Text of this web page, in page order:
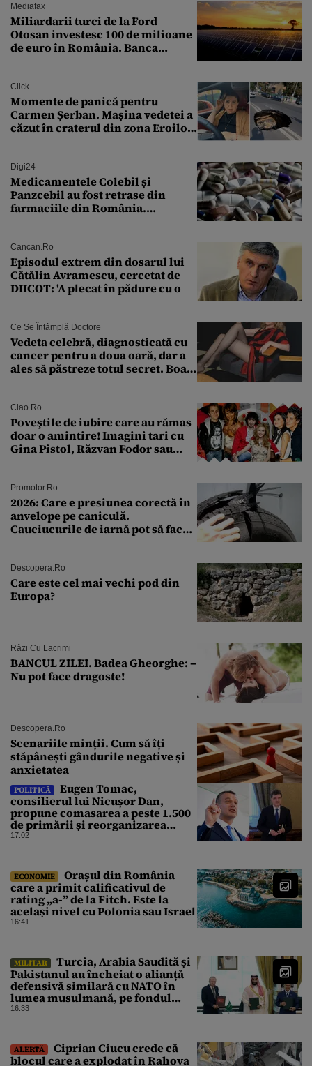
Mediafax
Miliardarii turci de la Ford
Otosan investesc 100 de milioane
de euro în România. Banca
Click
Momente de panică pentru
Carmen Șerban. Mașina vedetei a
căzut în craterul din zona Eroilor:
Digi24
Medicamentele Colebil și
Panzcebil au fost retrase din
farmaciile din România.
Cancan.ro
Episodul extrem din dosarul lui
Cătălin Avramescu, cercetat de
DIICOT: 'A plecat în pădure cu o
Ce Se Întâmplă Doctore
Vedeta celebră, diagnosticată cu
cancer pentru a doua oară, dar a
ales să păstreze totul secret. Boala
Ciao.ro
Poveştile de iubire care au rămas
doar o amintire! Imagini tari cu
Gina Pistol, Răzvan Fodor sau
Promotor.ro
2026: Care e presiunea corectă în
anvelope pe caniculă.
Cauciucurile de iarnă pot să facă
Descopera.ro
Care este cel mai vechi pod din
Europa?
Râzi Cu Lacrimi
BANCUL ZILEI. Badea Gheorghe: –
Nu pot face dragoste!
Descopera.ro
Scenariile minții. Cum să îți
stăpânești gândurile negative și
anxietatea
POLITICĂ
Eugen Tomac,
consilierul lui Nicușor Dan,
propune comasarea a peste 1.500
de primării și reorganizarea
administrativă a județelor
17:02
ECONOMIE
Orașul din România
care a primit calificativul de
rating „a-” de la Fitch. Este la
același nivel cu Polonia sau Israel
16:41
MILITAR
Turcia, Arabia Saudită și
Pakistanul au încheiat o alianță
defensivă similară cu NATO în
lumea musulmană, pe fondul
conflictelor din Orientul Mijlociu
16:33
ALERTĂ
Ciprian Ciucu crede că
blocul care a explodat în Rahova